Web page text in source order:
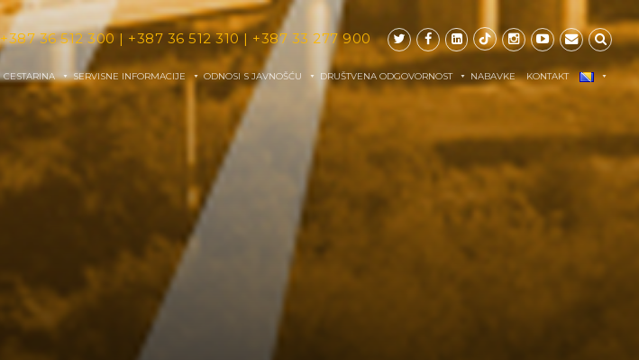
+387 36 512 300 | +387 36 512 310| +387 33 277 900
CESTARINA SERVISNE INFORMACIJE ODNOSI S JAVNOŠĆU DRUŠTVENA ODGOVORNOST NABAVKE KONTAKT